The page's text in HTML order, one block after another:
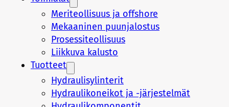
Meriteollisuus ja offshore
Mekaaninen puunjalostus
Prosessiteollisuus
Liikkuva kalusto
Tuotteet
Hydraulisylinterit
Hydraulikoneikot ja -järjestelmät